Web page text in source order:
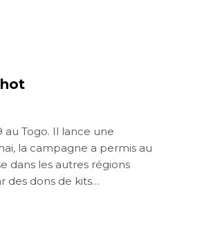
Togo. Il lance une
la campagne a permis au
dans les autres régions
des dons de kits…